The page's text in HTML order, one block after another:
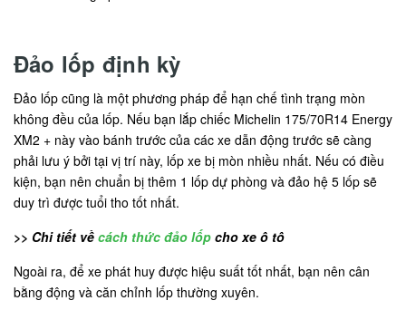
Đảo lốp định kỳ
Đảo lốp cũng là một phương pháp để hạn chế tình trạng mòn
không đều của lốp. Nếu bạn lắp chiếc Michelin 175/70R14 Energy
XM2 + này vào bánh trước của các xe dẫn động trước sẽ càng
phải lưu ý bởi tại vị trí này, lốp xe bị mòn nhiều nhất. Nếu có điều
kiện, bạn nên chuẩn bị thêm 1 lốp dự phòng và đảo hệ 5 lốp sẽ
duy trì được tuổi tho tốt nhất.
>> Chi tiết về cách thức đảo lốp cho xe ô tô
Ngoài ra, để xe phát huy được hiệu suất tốt nhất, bạn nên cân
bằng động và căn chỉnh lốp thường xuyên.